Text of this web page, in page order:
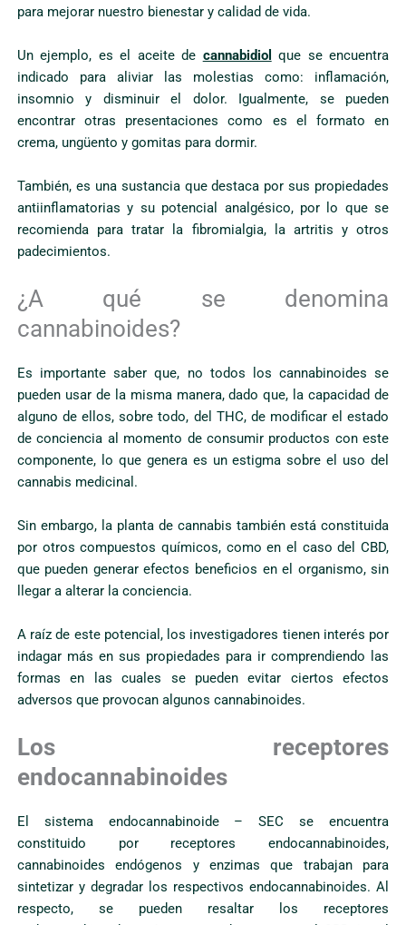
para mejorar nuestro bienestar y calidad de vida.
Un ejemplo, es el aceite de cannabidiol
que se encuentra
indicado para aliviar las molestias como: inflamación,
insomnio y disminuir el dolor. Igualmente, se pueden
encontrar otras presentaciones como es el formato en
crema, ungüento y gomitas para dormir.
También, es una sustancia que destaca por sus propiedades
antiinflamatorias y su potencial analgésico, por lo que se
recomienda para tratar la fibromialgia, la artritis y otros
padecimientos.
¿A qué se denomina
cannabinoides?
Es importante saber que, no todos los cannabinoides se
pueden usar de la misma manera, dado que, la capacidad de
alguno de ellos, sobre todo, del THC, de modificar el estado
de conciencia al momento de consumir productos con este
componente, lo que genera es un estigma sobre el uso del
cannabis medicinal.
Sin embargo, la planta de cannabis también está constituida
por otros compuestos químicos, como en el caso del CBD,
que pueden generar efectos beneficios en el organismo, sin
llegar a alterar la conciencia.
A raíz de este potencial, los investigadores tienen interés por
indagar más en sus propiedades para ir comprendiendo las
formas en las cuales se pueden evitar ciertos efectos
adversos que provocan algunos cannabinoides.
Los receptores
endocannabinoides
El sistema endocannabinoide – SEC se encuentra
constituido por receptores endocannabinoides,
cannabinoides endógenos y enzimas que trabajan para
sintetizar y degradar los respectivos endocannabinoides. Al
respecto, se pueden resaltar los receptores